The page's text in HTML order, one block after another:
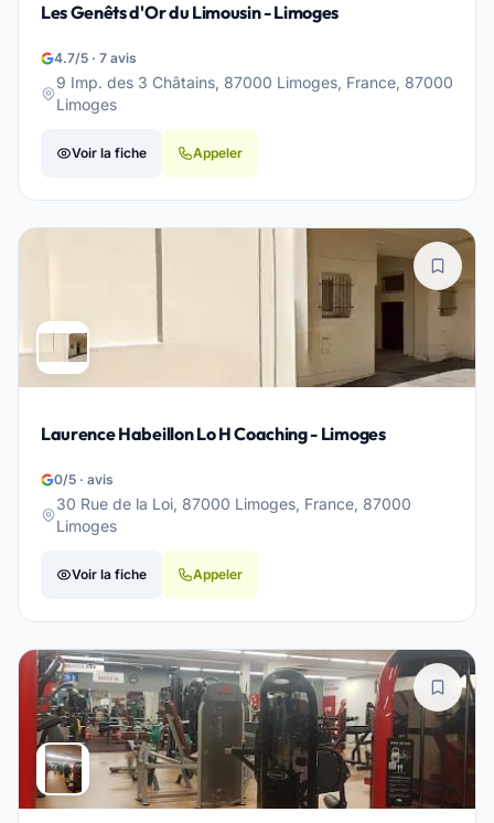
Les Genêts d'Or du Limousin - Limoges
4.7/5 · 7 avis
9 Imp. des 3 Châtains, 87000 Limoges, France, 87000
Limoges
Voir la fiche Appeler
Laurence Habeillon Lo H Coaching - Limoges
0/5 · avis
30 Rue de la Loi, 87000 Limoges, France, 87000
Limoges
Voir la fiche Appeler